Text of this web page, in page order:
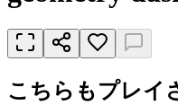
こちらもプレイ